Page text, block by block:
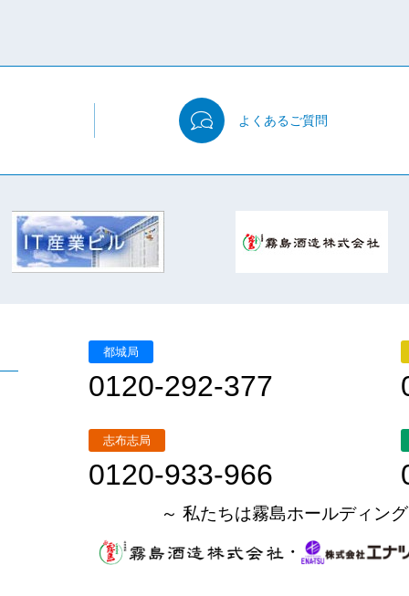
よくあるご質問
都城局
0120-292-377
志布志局
0120-933-966
～ 私たちは霧島ホールディン
・